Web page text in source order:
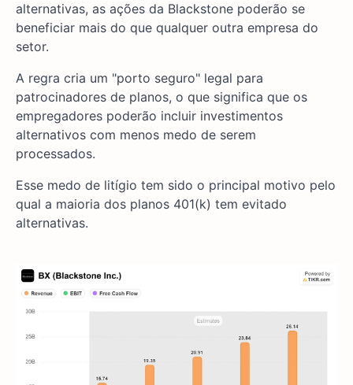
alternativas, as ações da Blackstone poderão se
beneficiar mais do que qualquer outra empresa do
setor.
A regra cria um "porto seguro" legal para
patrocinadores de planos, o que significa que os
empregadores poderão incluir investimentos
alternativos com menos medo de serem
processados.
Esse medo de litígio tem sido o principal motivo pelo
qual a maioria dos planos 401(k) tem evitado
alternativas.